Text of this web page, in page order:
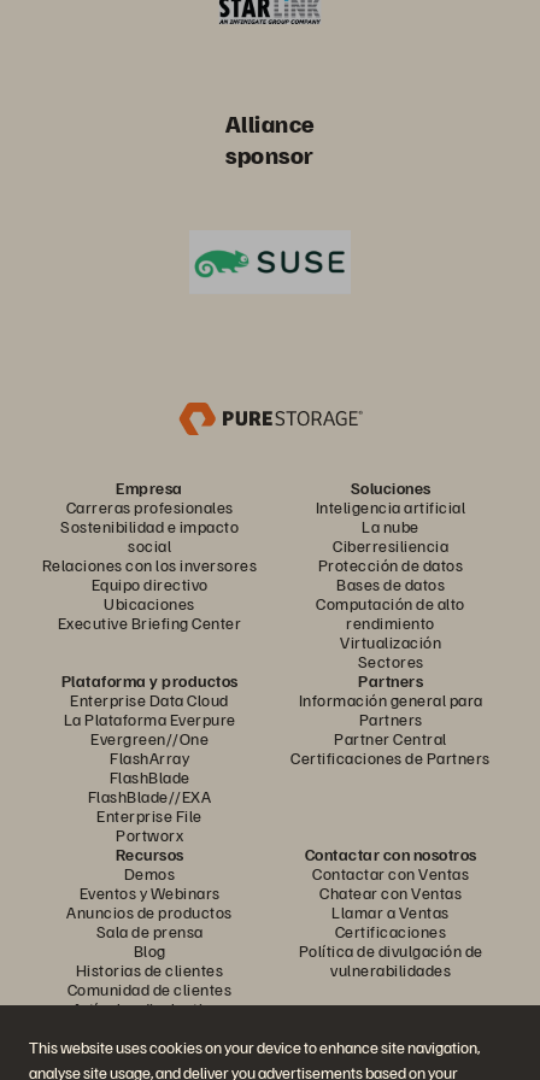
This website uses cookies on your device to enhance site navigation,
analyse site usage, and deliver you advertisements based on your
Alliance
sponsor
Empresa
Carreras profesionales
Sostenibilidad e impacto
social
Relaciones con los inversores
Equipo directivo
Ubicaciones
Executive Briefing Center
Soluciones
Inteligencia artificial
La nube
Ciberresiliencia
Protección de datos
Bases de datos
Computación de alto
rendimiento
Virtualización
Sectores
Plataforma y productos
Enterprise Data Cloud
La Plataforma Everpure
Evergreen//One
FlashArray
FlashBlade
FlashBlade//EXA
Enterprise File
Portworx
Partners
Información general para
Partners
Partner Central
Certificaciones de Partners
Recursos
Demos
Eventos y Webinars
Anuncios de productos
Sala de prensa
Blog
Historias de clientes
Comunidad de clientes
Artículos divulgativos
Contactar con nosotros
Contactar con Ventas
Chatear con Ventas
Llamar a Ventas
Certificaciones
Política de divulgación de
vulnerabilidades